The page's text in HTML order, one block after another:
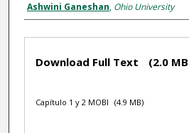
Authors
Ashwini Ganeshan, Ohio University
Files
Download Full Text (2.0
Capítulo 1 y 2 MOBI (4.9 MB)